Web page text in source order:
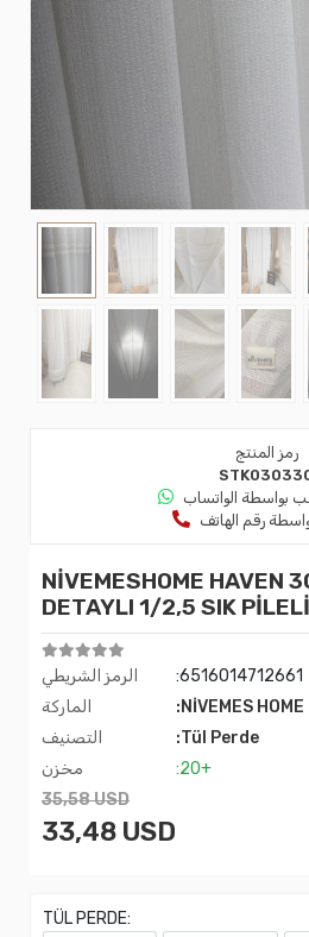
رمز المنتج
بواسطة الواتساب
رقم الهاتف
NİVEMESHOME HAVEN
DETAYLI 1/2,5 SIK
الرمز الشريطي
:6516014712661
الماركة
:NİVEMES HOME
التصنيف
:Tül Perde
مخزن
:20+
35,58 USD
33,48 USD
TÜL PERDE: